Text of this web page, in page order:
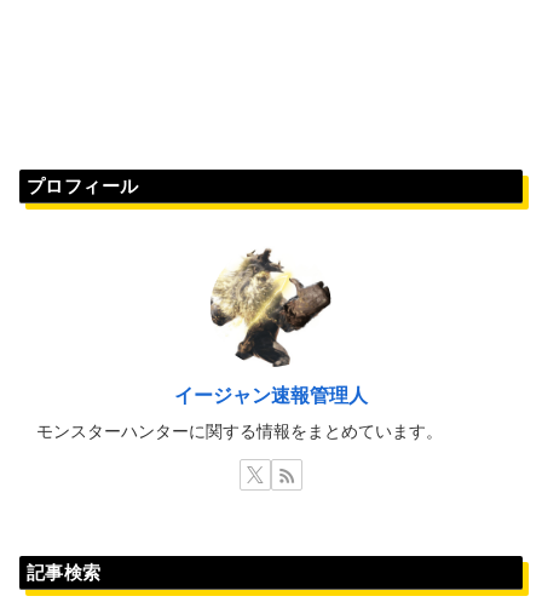
プロフィール
イージャン速報管理人
モンスターハンターに関する情報をまとめています。
記事検索